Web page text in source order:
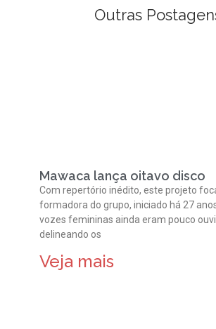
Outras
Mawaca lança oitavo disco
Com repertório inédito, este projeto
formadora do grupo, iniciado há 27
vozes femininas ainda eram pouco
delineando os
Veja mais